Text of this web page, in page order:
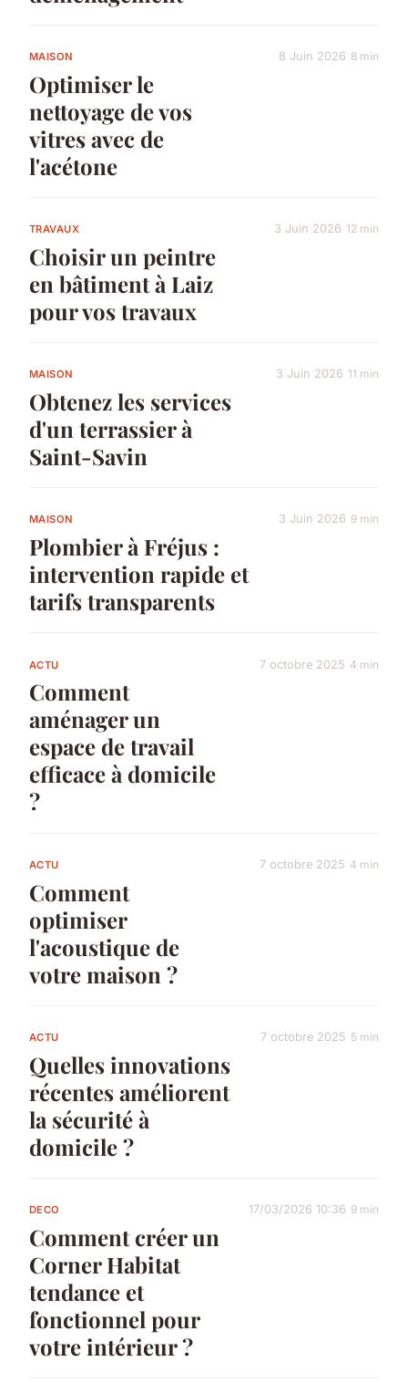
MAISON
Optimiser le
nettoyage de vos
vitres avec de
l'acétone
8 Juin 2026 8 min
TRAVAUX
Choisir un peintre
en bâtiment à Laiz
pour vos travaux
3 Juin 2026 12 min
MAISON
Obtenez les services
d'un terrassier à
Saint-Savin
3 Juin 2026 11 min
MAISON
Plombier à Fréjus :
intervention rapide et
tarifs transparents
3 Juin 2026 9 min
ACTU
Comment
aménager un
espace de travail
efficace à domicile
?
7 octobre 2025 4 min
ACTU
Comment
optimiser
l'acoustique de
votre maison ?
7 octobre 2025 4 min
ACTU
Quelles innovations
récentes améliorent
la sécurité à
domicile ?
7 octobre 2025 5 min
DECO
Comment créer un
Corner Habitat
tendance et
fonctionnel pour
votre intérieur ?
17/03/2026 10:36 9 min